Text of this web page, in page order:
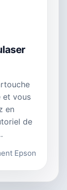
et vous
en
de
Epson